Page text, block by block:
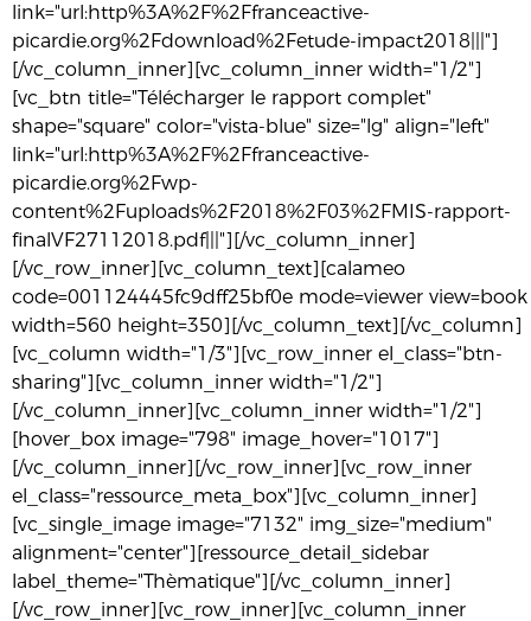
link="url:http%3A%2F%2Ffranceactive-
picardie.org%2Fdownload%2Fetude-impact2018|||"]
[/vc_column_inner][vc_column_inner width="1/2"]
[vc_btn title="Télécharger le rapport complet"
shape="square" color="vista-blue" size="lg" align="left"
link="url:http%3A%2F%2Ffranceactive-
picardie.org%2Fwp-
content%2Fuploads%2F2018%2F03%2FMIS-rapport-
finalVF27112018.pdf|||"][/vc_column_inner]
[/vc_row_inner][vc_column_text][calameo
code=001124445fc9dff25bf0e mode=viewer view=book
width=560 height=350][/vc_column_text][/vc_column]
[vc_column width="1/3"][vc_row_inner el_class="btn-
sharing"][vc_column_inner width="1/2"]
[/vc_column_inner][vc_column_inner width="1/2"]
[hover_box image="798" image_hover="1017"]
[/vc_column_inner][/vc_row_inner][vc_row_inner
el_class="ressource_meta_box"][vc_column_inner]
[vc_single_image image="7132" img_size="medium"
alignment="center"][ressource_detail_sidebar
label_theme="Thèmatique"][/vc_column_inner]
[/vc_row_inner][vc_row_inner][vc_column_inner